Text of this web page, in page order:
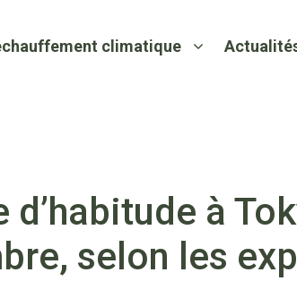
climatique
à
selon les